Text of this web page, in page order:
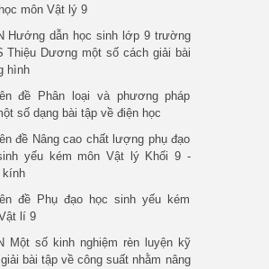
môn Vật lý 9
Hướng dẫn học sinh lớp 9 trường
Thiệu Dương một số cách giải bài
hình
đề Phân loại và phương pháp
số dạng bài tập về điện học
đề Nâng cao chất lượng phụ đạo
yếu kém môn Vật lý Khối 9 -
kính
đề Phụ đạo học sinh yếu kém
lí 9
Một số kinh nghiệm rèn luyện kỹ
bài tập về công suất nhằm nâng